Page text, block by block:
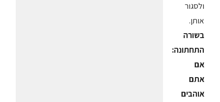
ולסגור
אותן.
בשורה
התחתונה:
אם
אתם
אוהבים